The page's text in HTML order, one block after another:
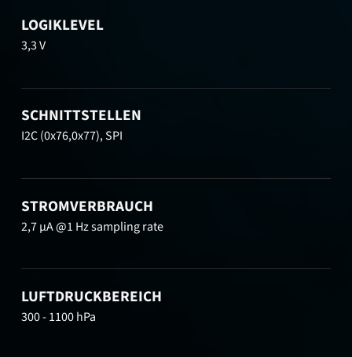
LOGIKLEVEL
3,3 V
SCHNITTSTELLEN
I2C (0x76,0x77), SPI
STROMVERBRAUCH
2,7 μA @1 Hz sampling rate
LUFTDRUCKBEREICH
300 - 1100 hPa